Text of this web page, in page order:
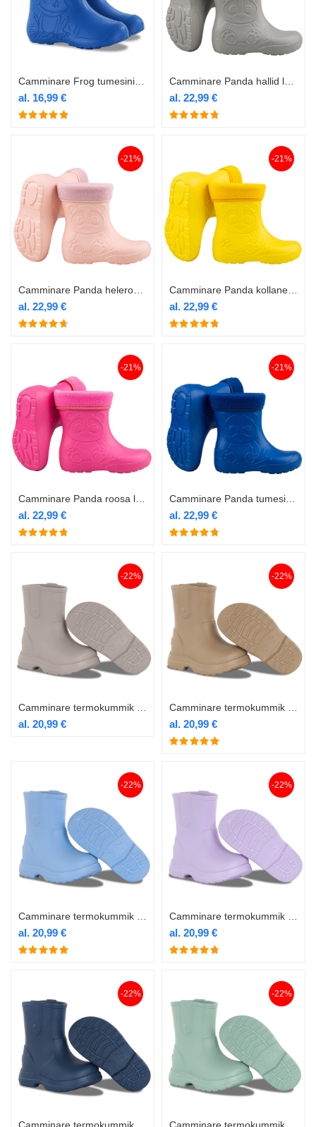
al. 16,99 € al. 22,99 €
-21%
al. 22,99 €
-21%
al. 22,99 €
-21%
al. 22,99 €
-21%
al. 22,99 €
-22%
al. 20,99 €
-22%
al. 20,99 €
-22%
al. 20,99 €
-22%
al. 20,99 €
-22% -22%